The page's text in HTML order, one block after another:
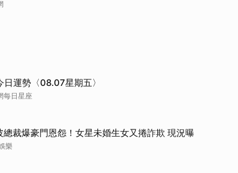
日運勢〈08.07星期五〉
每日星座
總裁爆豪門恩怨！女星未婚生女又捲詐欺 現況曝
樂